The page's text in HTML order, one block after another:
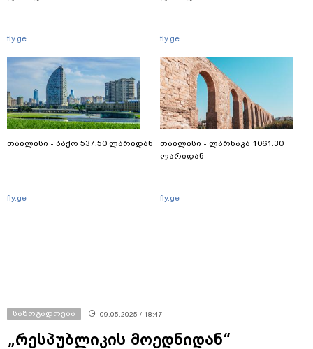
fly.ge
თბილისი - ბაქო 537.50 ლარიდან
fly.ge
fly.ge
თბილისი - ლარნაკა 1061.30
ლარიდან
fly.ge
საზოგადოება 09.05.2025 / 18:47
„რესპუბლიკის მოედნიდან“